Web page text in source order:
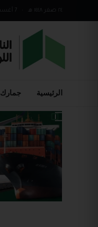
٢٤ صفر ١٤٤٨ هـ 7 أغسطس 2026
الرئيسية جمارك